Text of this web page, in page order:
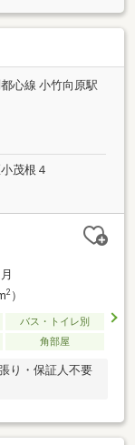
心線 小竹向原駅
茂根４
2）
バス・トイレ別
角部屋
り・保証人不要